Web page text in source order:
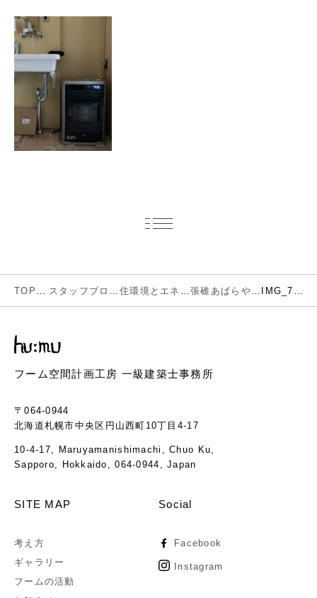
フーム空間計画工房 一級建築士事務所
〒064-0944
北海道札幌市中央区円山西町10丁目4-17
10-4-17, Maruyamanishimachi, Chuo Ku,
Sapporo, Hokkaido, 064-0944, Japan
SITE MAP
考え方
ギャラリー
フームの活動
Social
Facebook
Instagram